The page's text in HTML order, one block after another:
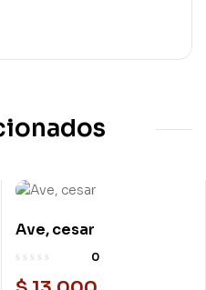
Ave, cesar
0